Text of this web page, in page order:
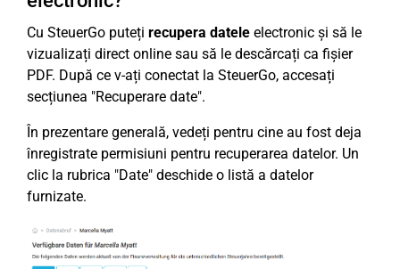
Cu SteuerGo puteți recupera datele electronic și să le
vizualizați direct online sau să le descărcați ca fișier
PDF. După ce v-ați conectat la SteuerGo, accesați
secțiunea "Recuperare date".
În prezentare generală, vedeți pentru cine au fost deja
înregistrate permisiuni pentru recuperarea datelor. Un
clic la rubrica "Date" deschide o listă a datelor
furnizate.